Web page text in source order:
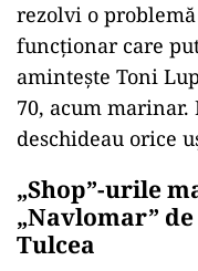
rezolvi o
funcționar care
aminteşte Toni
70, acum marinar.
deschideau orice
„Shop”-urile
„Navlomar”
Tulcea